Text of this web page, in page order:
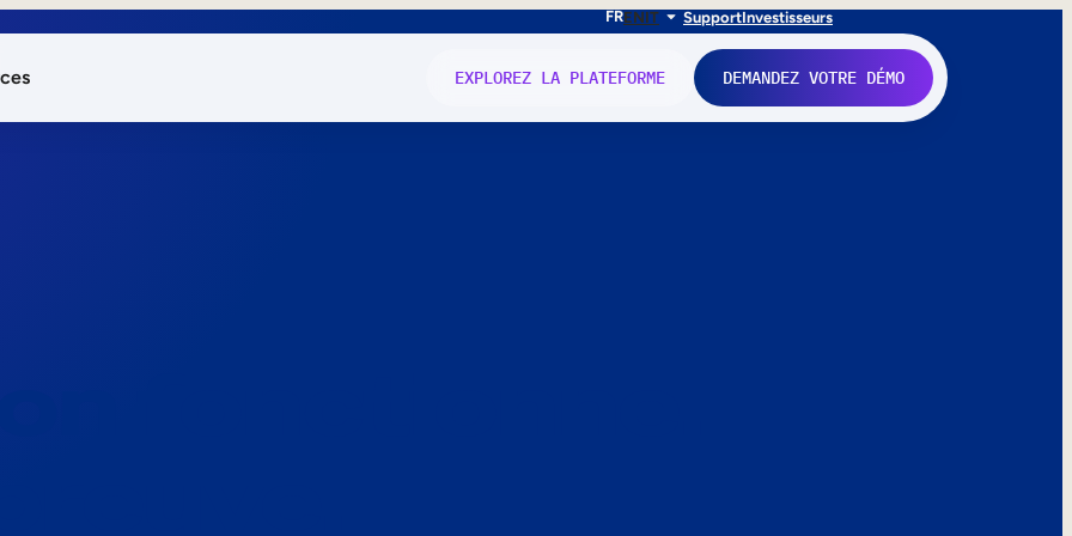
FRENIT SupportInvestisseurs
EXPLOREZ LA PLATEFORME DEMANDEZ VOTRE DÉMO